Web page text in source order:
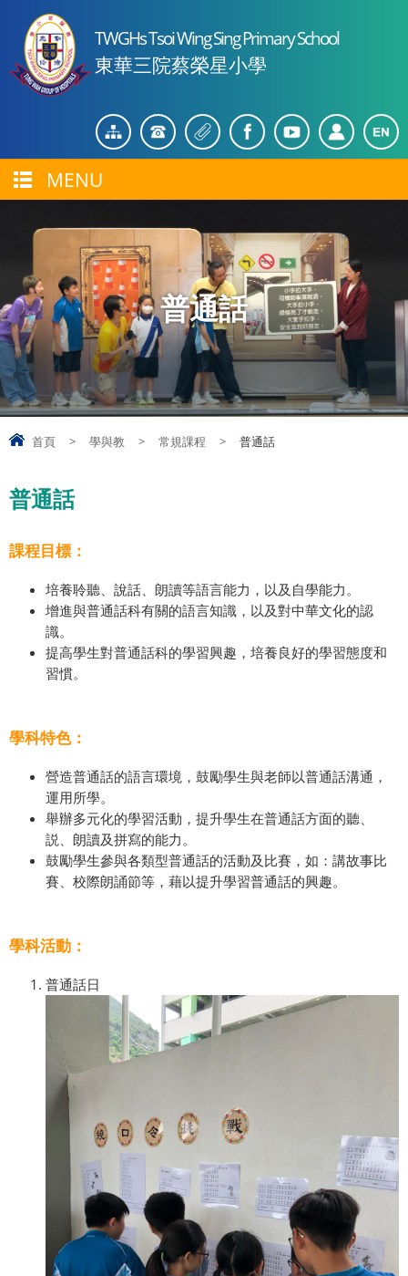
TWGHs Tsoi Wing Sing Primary School
東華三院蔡榮星小學
MENU
普通話
首頁 > 學與教 > 常規課程 > 普通話
普通話
課程目標：
培養聆聽、說話、朗讀等語言能力，以及自學能力。
增進與普通話科有關的語言知識，以及對中華文化的認
識。
提高學生對普通話科的學習興趣，培養良好的學習態度和
習慣。
學科特色：
營造普通話的語言環境，鼓勵學生與老師以普通話溝通，
運用所學。
舉辦多元化的學習活動，提升學生在普通話方面的聽、
説、朗讀及拼寫的能力。
鼓勵學生參與各類型普通話的活動及比賽，如：講故事比
賽、校際朗誦節等，藉以提升學習普通話的興趣。
學科活動：
普通話日